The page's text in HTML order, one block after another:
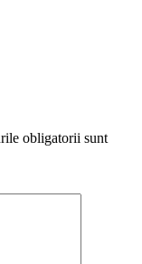
obligatorii sunt